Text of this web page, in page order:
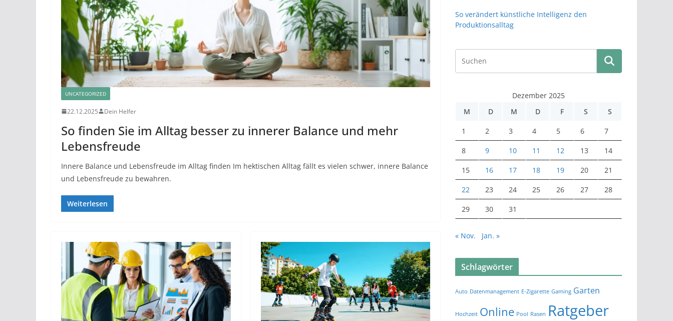
UNCATEGORIZED
22.12.2025 Dein Helfer
So finden Sie im Alltag besser zu innerer Balance und mehr
Lebensfreude
Innere Balance und Lebensfreude im Alltag finden Im hektischen Alltag fällt es vielen schwer, innere Balance
und Lebensfreude zu bewahren.
Weiterlesen
So verändert künstliche Intelligenz den
Produktionsalltag
Dezember 2025
M
D M D F S S
1 2 3 4 5 6 7
8 9 10 11 12 13 14
15 16 17 18 19 20 21
22 23 24 25 26 27 28
29 30 31
« Nov. Jan. »
Schlagwörter
Auto Datenmanagement E-Zigarette Gaming Garten
Hochzeit Online Pool Rasen Ratgeber